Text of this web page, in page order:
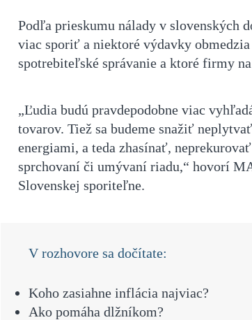
Podľa prieskumu nálady v slovenských
viac sporiť a niektoré výdavky
spotrebiteľské správanie a ktoré firmy
„Ľudia budú pravdepodobne viac
tovarov. Tiež sa budeme snažiť
energiami, a teda zhasínať,
sprchovaní či umývaní riadu,“ hovorí
Slovenskej sporiteľne.
V rozhovore sa dočítate:
Koho zasiahne inflácia najviac?
Ako pomáha dlžníkom?